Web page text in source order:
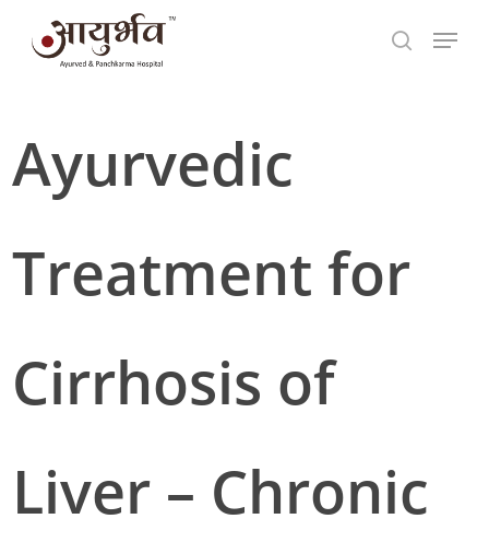
search
Menu
Ayurvedic
Treatment for
Cirrhosis of
Liver – Chronic